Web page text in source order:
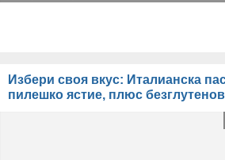
Избери своя вкус: Италианска
пилешко ястие, плюс